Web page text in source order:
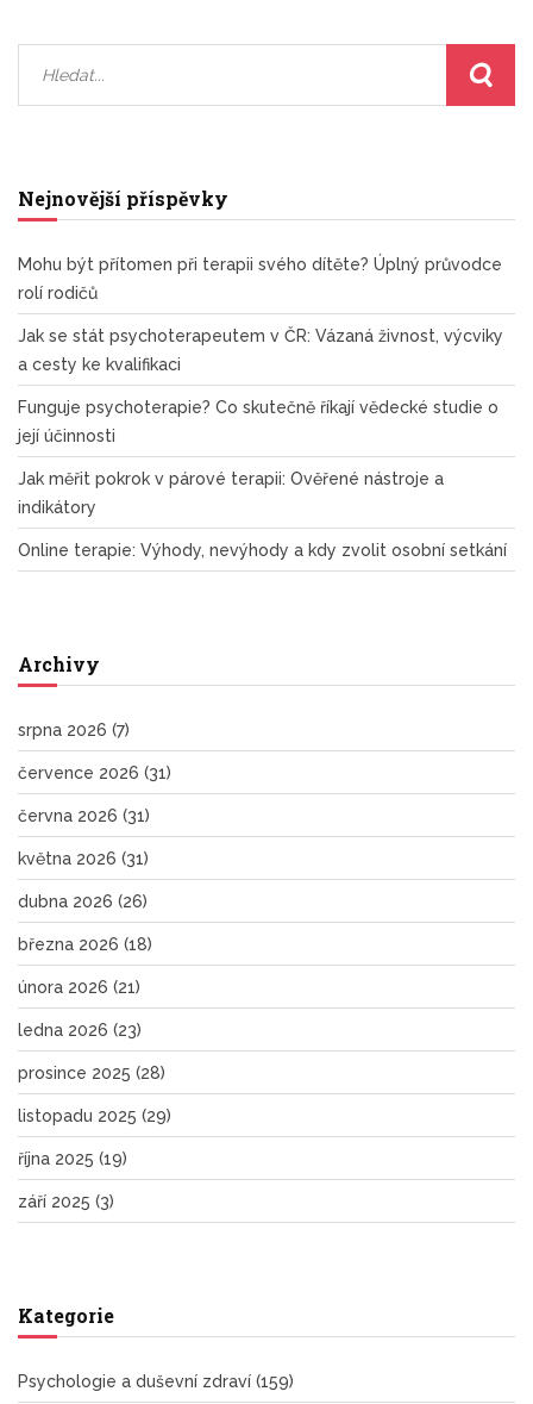
Nejnovější příspěvky
Mohu být přítomen při terapii svého dítěte? Úplný průvodce
rolí rodičů
Jak se stát psychoterapeutem v ČR: Vázaná živnost, výcviky
a cesty ke kvalifikaci
Funguje psychoterapie? Co skutečně říkají vědecké studie o
její účinnosti
Jak měřit pokrok v párové terapii: Ověřené nástroje a
indikátory
Online terapie: Výhody, nevýhody a kdy zvolit osobní setkání
Archivy
srpna 2026 (7)
července 2026 (31)
června 2026 (31)
května 2026 (31)
dubna 2026 (26)
března 2026 (18)
února 2026 (21)
ledna 2026 (23)
prosince 2025 (28)
listopadu 2025 (29)
října 2025 (19)
září 2025 (3)
Kategorie
Psychologie a duševní zdraví (159)